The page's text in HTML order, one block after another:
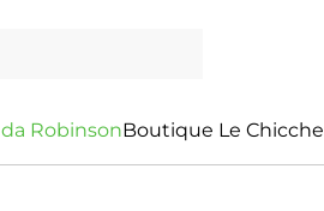
da RobinsonBoutique Le Chicche